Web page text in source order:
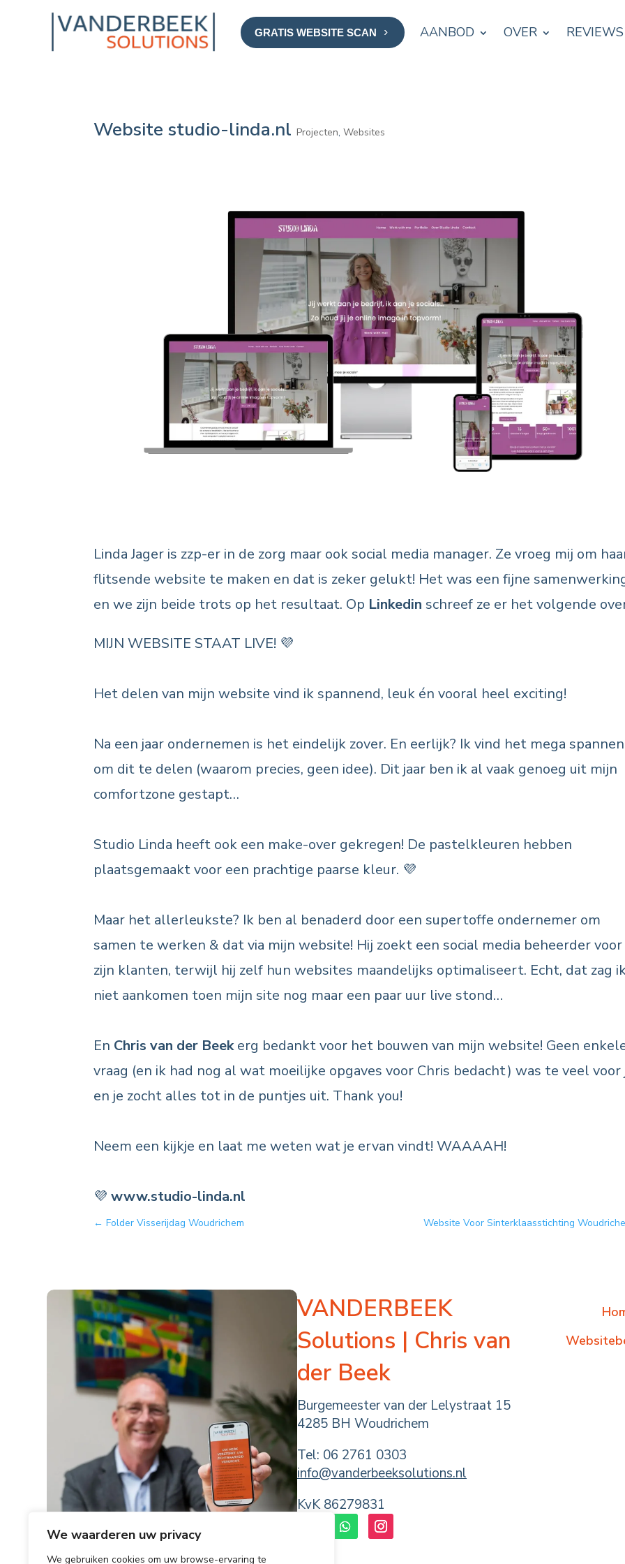
We waarderen uw privacy
We gebruiken cookies om uw browse-ervaring te
GRATIS WEBSITE SCAN AANBOD OVER REVIEWS
Website studio-linda.nl Projecten,Websites
Linda Jager is zzp-er in de zorg maar ook social media manager. Ze vroeg mij om
flitsendewebsite te maken en dat is zeker gelukt! Het was een fijne
en we zijn beide trots op het resultaat. Op Linkedin schreef ze er het volgende
MIJN WEBSITE STAAT LIVE! 💜
Het delen van mijn website vind ik spannend, leuk én vooral heel exciting!
Na een jaar ondernemen is het eindelijk zover. En eerlijk? Ik vind het mega
om dit te delen (waarom precies, geen idee). Dit jaar ben ik al vaak genoeg uit mijn
comfortzone gestapt…
Studio Linda heeft ook een make-over gekregen! De pastelkleuren hebben
plaatsgemaakt voor een prachtige paarse kleur. 💜
Maar het allerleukste? Ik ben al benaderd door een supertoffe ondernemer om
samen te werken & dat via mijn website! Hij zoekt een social media beheerder voor
zijn klanten, terwijl hij zelf hun websites maandelijks optimaliseert. Echt, dat zag
niet aankomen toen mijn site nog maar een paar uur live stond…
En Chris van der Beekerg bedankt voor het bouwen van mijn website! Geen
vraag (en ik had nog al wat moeilijke opgaves voor Chris bedacht) was te veel voor
en je zocht alles tot in de puntjes uit. Thank you!
Neem een kijkje en laat me weten wat je ervan vindt! WAAAAH!
💜www.studio-linda.nl
← Folder Visserijdag Woudrichem Website Voor Sinterklaasstichting
VANDERBEEK
Solutions | Chris van
der Beek
Burgemeester van der Lelystraat 15
4285 BH Woudrichem
Tel: 06 2761 0303
info@vanderbeeksolutions.nl
KvK 86279831